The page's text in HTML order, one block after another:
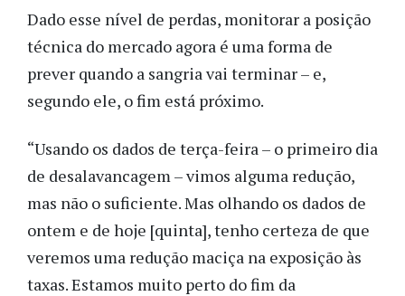
Dado esse nível de perdas, monitorar a posição
técnica do mercado agora é uma forma de
prever quando a sangria vai terminar – e,
segundo ele, o fim está próximo.
“Usando os dados de terça-feira – o primeiro dia
de desalavancagem – vimos alguma redução,
mas não o suficiente. Mas olhando os dados de
ontem e de hoje [quinta], tenho certeza de que
veremos uma redução maciça na exposição às
taxas. Estamos muito perto do fim da